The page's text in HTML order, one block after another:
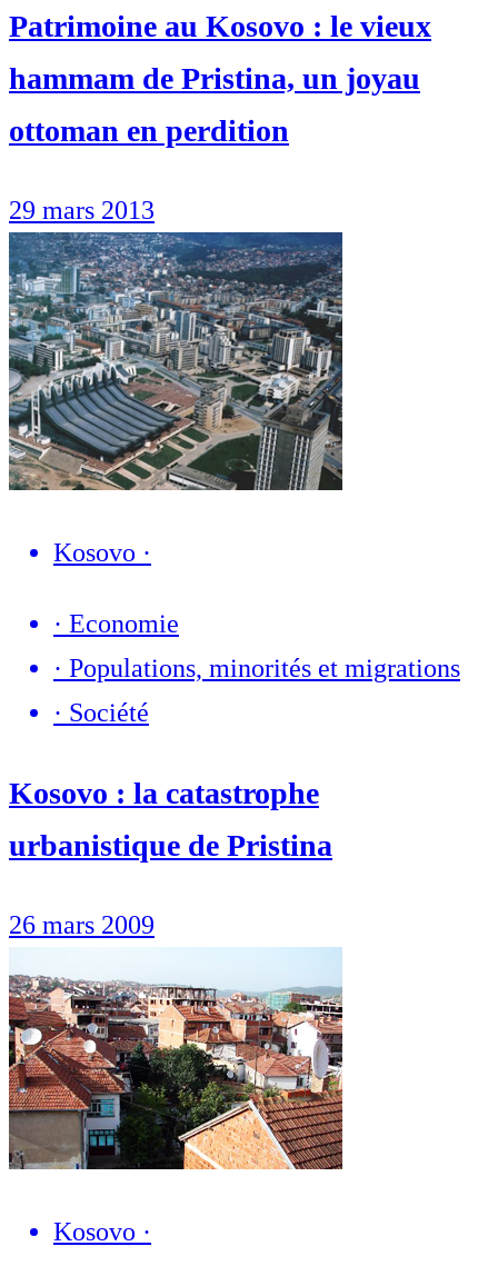
Patrimoine au Kosovo : le vieux
hammam de Pristina, un joyau
ottoman en perdition
29 mars 2013
Kosovo ·
· Economie
· Populations, minorités et migrations
· Société
Kosovo : la catastrophe
urbanistique de Pristina
26 mars 2009
Kosovo ·